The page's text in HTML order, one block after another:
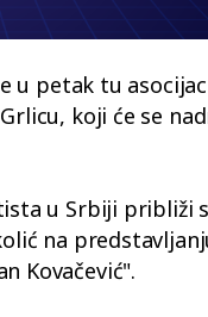
u petak tu
koji će se
u Srbiji približi
na
Kovačević".